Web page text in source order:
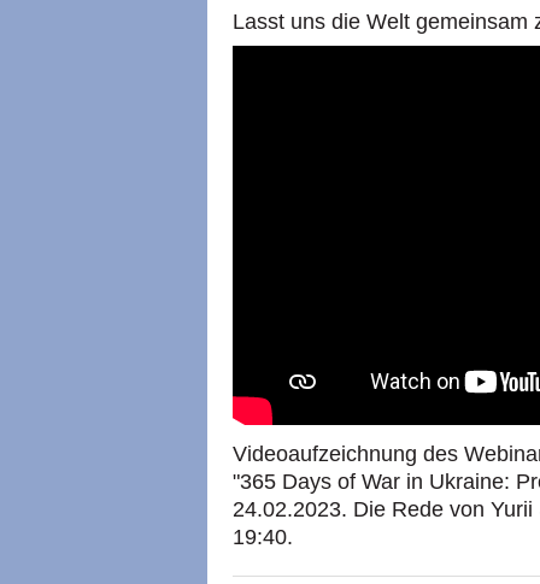
Lasst uns die Welt gemeinsam
Videoaufzeichnung des
"365 Days of War in Ukraine:
24.02.2023. Die Rede von
19:40.